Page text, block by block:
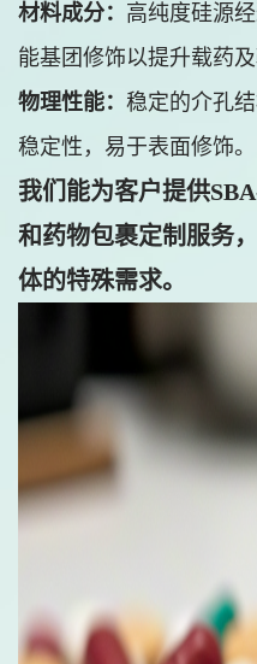
材料成分： 高纯度硅源
能基团修饰以提升载药及
物理性能： 稳定的介孔
稳定性，易于表面修饰。
我们能为客户提供
和药物包裹定制服务
体的特殊需求。